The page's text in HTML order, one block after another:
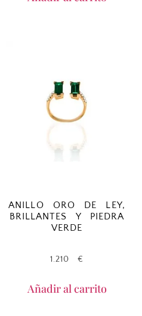
ANILLO ORO DE LEY,
BRILLANTES Y PIEDRA
VERDE
1.210€
Añadir al carrito